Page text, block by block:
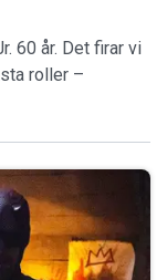
60 år. Det firar vi
roller –